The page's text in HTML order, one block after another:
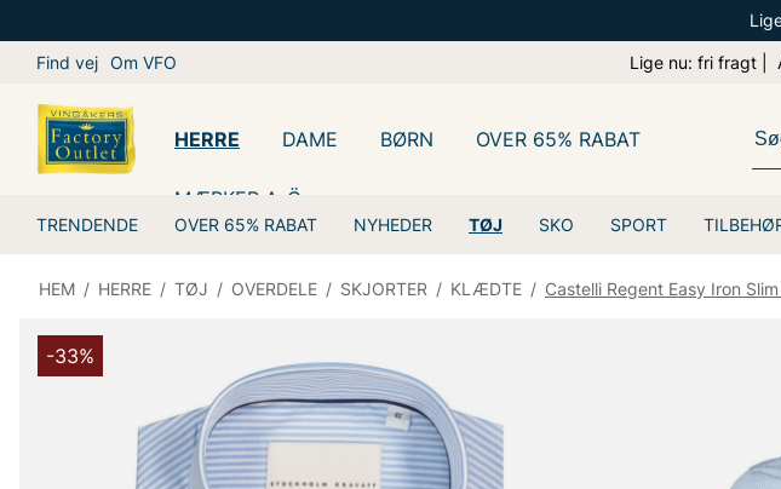
Find vej Om VFO Lige nu: fri fragt |
HERRE
TRENDENDE OVER 65% RABAT NYHEDER TØJ SKO SPORT
DAME BØRN OVER 65% RABAT
MÆRKER A-Ö
HEM / HERRE / TØJ / OVERDELE / SKJORTER / KLÆDTE / Castelli Regent Easy Iron
-33%